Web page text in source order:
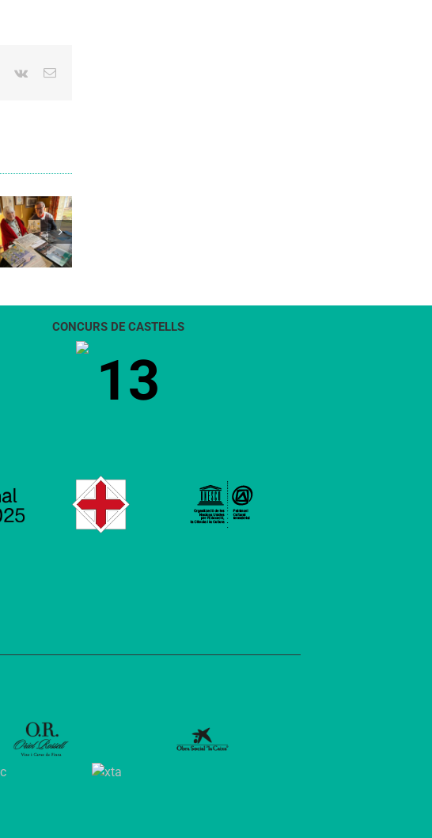
Pinterest
Vk Email:
CONCURS DE CASTELLS
13